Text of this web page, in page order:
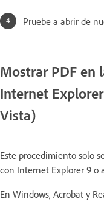
Pruebe a abrir de
Mostrar PDF en
Internet
Vista)
Este procedimiento solo
con Internet Explorer 9 o
En Windows, Acrobat y